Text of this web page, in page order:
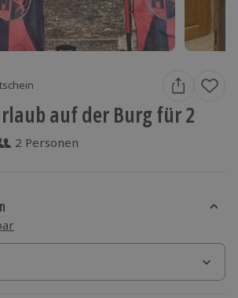
auf der Burg für 2
25 Bewertungen
2 Personen